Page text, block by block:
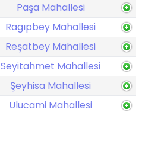
Paşa Mahallesi
Ragıpbey Mahallesi
Reşatbey Mahallesi
Seyitahmet Mahallesi
Şeyhisa Mahallesi
Ulucami Mahallesi